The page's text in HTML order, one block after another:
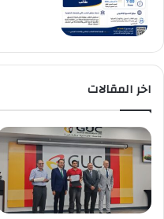
اخر المقالات